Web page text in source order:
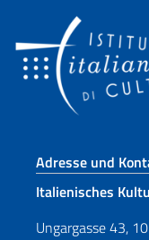
Adresse und
Italienisches
Ungargasse 43,